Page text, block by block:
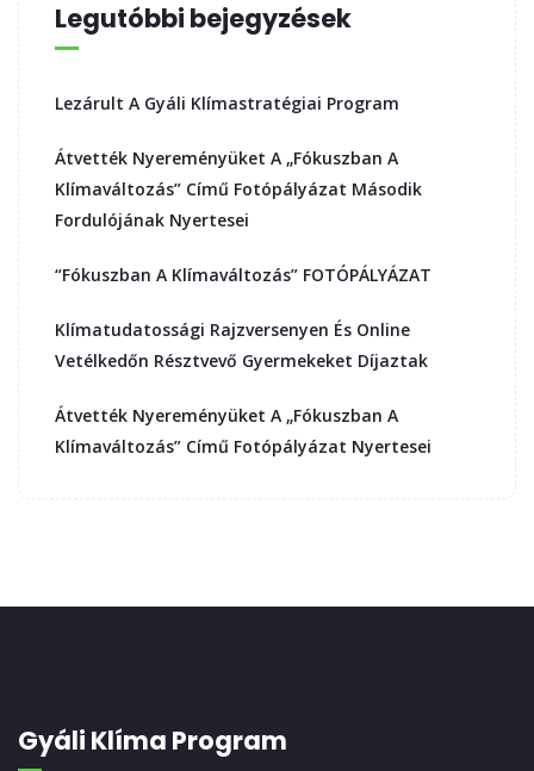
Legutóbbi bejegyzések
Lezárult A Gyáli Klímastratégiai Program
Átvették Nyereményüket A „Fókuszban A
Klímaváltozás” Című Fotópályázat Második
Fordulójának Nyertesei
“Fókuszban A Klímaváltozás” FOTÓPÁLYÁZAT
Klímatudatossági Rajzversenyen És Online
Vetélkedőn Résztvevő Gyermekeket Díjaztak
Átvették Nyereményüket A „Fókuszban A
Klímaváltozás” Című Fotópályázat Nyertesei
Gyáli Klíma Program